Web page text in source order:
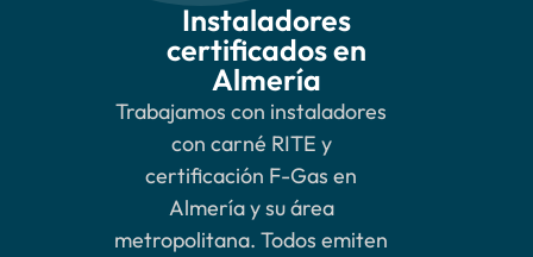
Instaladores
certificados en
Almería
Trabajamos con instaladores
con carné RITE y
certificación F-Gas en
Almería y su área
metropolitana. Todos emiten